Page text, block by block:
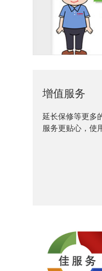
增值服务
延长保修等更多
服务更贴心，使